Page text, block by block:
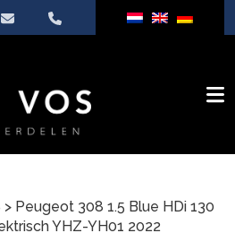
> Peugeot 308 1.5 Blue HDi 130
YHZ-YH01 2022